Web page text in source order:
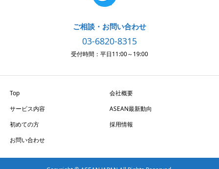
ご相談・お問い合わせ
03-6820-8315
受付時間：平日11:00～19:00
Top
会社概要
サービス内容
ASEAN最新動向
初めての方
採用情報
お問い合わせ